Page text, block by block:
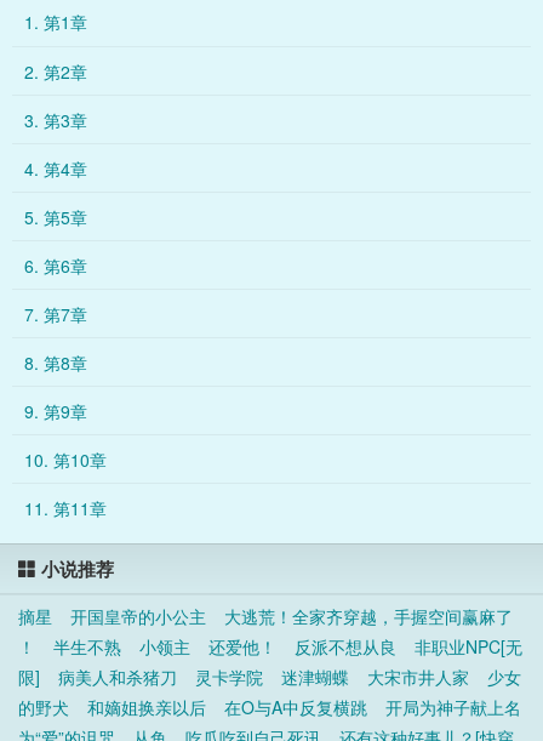
1. 第1章
2. 第2章
3. 第3章
4. 第4章
5. 第5章
6. 第6章
7. 第7章
8. 第8章
9. 第9章
10. 第10章
11. 第11章
小说推荐
摘星 开国皇帝的小公主
大逃荒！全家齐穿越，手握空间赢麻了
！
半生不熟 小领主 还爱他！ 反派不想从良
非职业NPC[无
限]
病美人和杀猪刀 灵卡学院 迷津蝴蝶 大宋市井人家
少女
的野犬
和嫡姐换亲以后 在O与A中反复横跳
开局为神子献上名